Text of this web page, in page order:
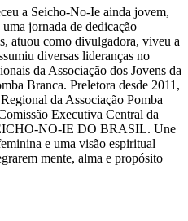
a Seicho-No-Ie ainda jovem,
jornada de dedicação
atuou como divulgadora, viveu a
diversas lideranças no
da Associação dos Jovens da
Branca. Preletora desde 2011,
da Associação Pomba
Executiva Central da
NO-IE DO BRASIL. Une
e uma visão espiritual
mente, alma e propósito